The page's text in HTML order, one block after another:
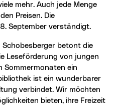
mehr. Auch jede Menge
Preisen. Die
September verständigt.
Schobesberger betont die
Leseförderung von jungen
Sommermonaten ein
ist ein wunderbarer
verbindet. Wir möchten
bieten, ihre Freizeit